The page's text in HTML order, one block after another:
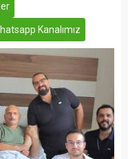
Kanalımız